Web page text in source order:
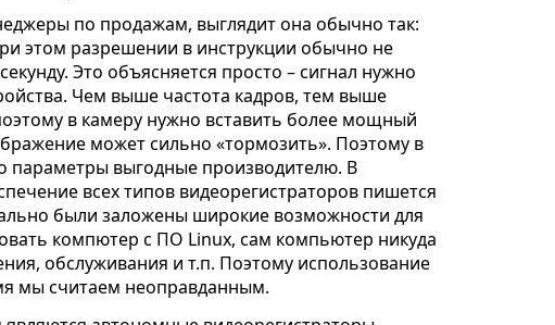
по продажам, выглядит она обычно так:
этом разрешении в инструкции обычно не
Это объясняется просто – сигнал нужно
Чем выше частота кадров, тем выше
в камеру нужно вставить более мощный
может сильно «тормозить». Поэтому в
параметры выгодные производителю. В
всех типов видеорегистраторов пишется
были заложены широкие возможности для
компютер с ПО Linux, сам компьютер никуда
обслуживания и т.п. Поэтому использование
мы считаем неоправданным.